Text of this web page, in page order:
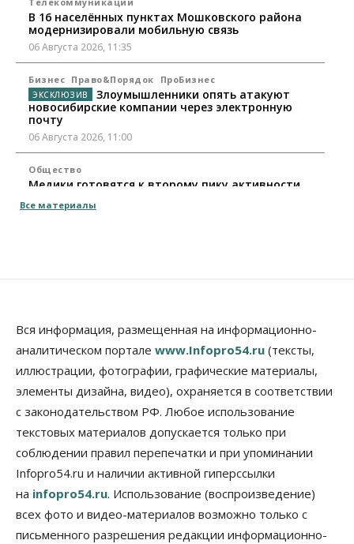
В 16 населённых пунктах Мошковского района
модернизировали мобильную связь
06 Августа 2026, 11:35
Бизнес Право&Порядок ПроБизнес
Злоумышленники опять атакуют
новосибирские компании через электронную
почту
06 Августа 2026, 11:00
Общество
Медики готовятся к второму пику активности
06 Августа 2026, 10:00
Бизнес
Застройщики Новосибирска
доплатили налоги на сумму почти 700 млн рублей
06 Августа 2026, 08:00
Власть
От регоператора Новосибирска потребовали
погасить долги на два миллиарда
05 Августа 2026, 19:00
Власть Отставки И Назначения
Министра транспорта Новосибирской области
будут согласовывать в Москве
05 Августа 2026, 18:30
Все материалы
Вся информация, размещенная на информационно-
аналитическом портале www.Infopro54.ru (тексты,
иллюстрации, фотографии, графические материалы,
элементы дизайна, видео), охраняется в соответствии
с законодательством РФ. Любое использование
текстовых материалов допускается только при
соблюдении правил перепечатки и при упоминании
Infopro54.ru и наличии активной гиперссылки
на infopro54.ru. Использование (воспроизведение)
всех фото и видео-материалов возможно только с
письменного разрешения редакции информационно-